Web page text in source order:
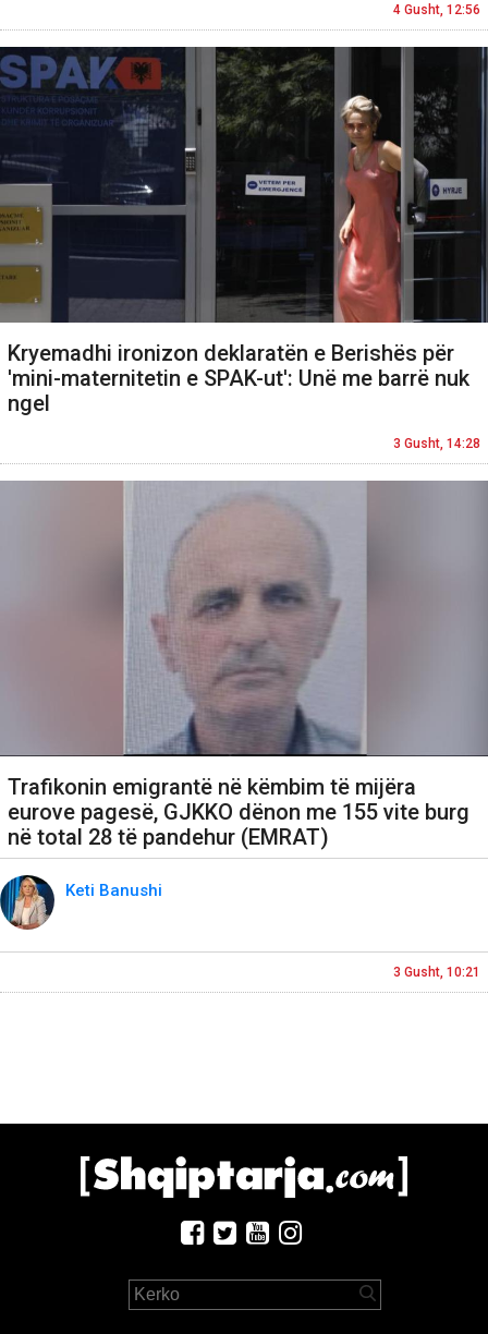
4 Gusht, 12:56
Kryemadhi ironizon deklaratën e Berishës për
'mini-maternitetin e SPAK-ut': Unë me barrë nuk
ngel
3 Gusht, 14:28
Trafikonin emigrantë në këmbim të mijëra
eurove pagesë, GJKKO dënon me 155 vite burg
në total 28 të pandehur (EMRAT)
Keti Banushi
3 Gusht, 10:21